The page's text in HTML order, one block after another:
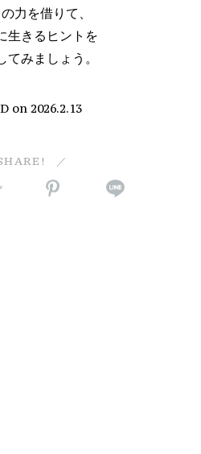
力を借りて、
生きるヒントを
てみましょう。
on 2026.2.13